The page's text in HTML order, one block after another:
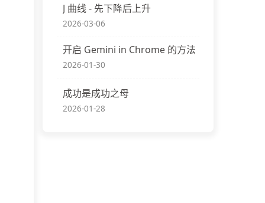
J 曲线 - 先下降后上升
2026-03-06
开启 Gemini in Chrome 的方法
2026-01-30
成功是成功之母
2026-01-28